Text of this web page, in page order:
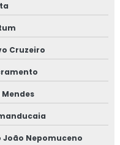
dutos
no rj
Cruzeiro
Mendes
João Nepomuceno